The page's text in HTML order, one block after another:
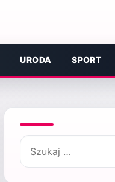
URODA SPORT
Szukaj: